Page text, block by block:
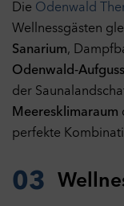
Die Odenwald
Wellnessgästen
Sanarium,
Odenwald-
der
Meeresklimaraum
perfekte
03